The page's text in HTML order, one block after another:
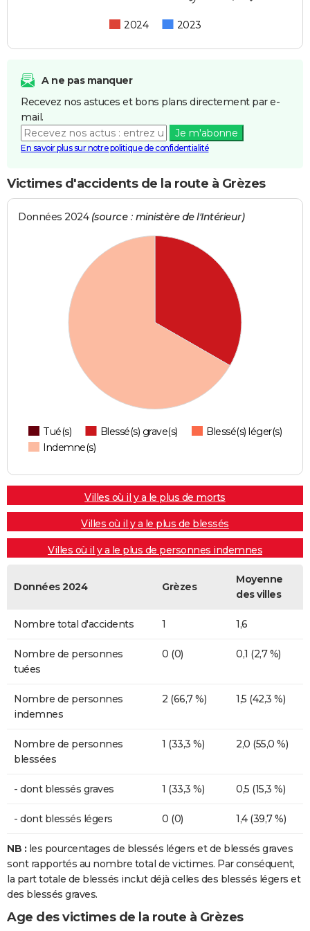
2024 2023
A ne pas manquer
Recevez nos astuces et bons plans directement par e-
mail.
Je m'abonne
En savoir plus sur notre politique de confidentialité
Victimes d'accidents de la route à Grèzes
Données 2024 (source : ministère de l'Intérieur)
Tué(s) Blessé(s) grave(s)
Blessé(s) léger(s)
Indemne(s)
Villes où il y a le plus de morts
Villes où il y a le plus de blessés
Villes où il y a le plus de personnes indemnes
Données 2024 Grèzes
Moyenne
des villes
Nombre total d'accidents 1 1,6
Nombre de personnes
tuées
0 (0) 0,1 (2,7 %)
Nombre de personnes
indemnes
2 (66,7 %) 1,5 (42,3 %)
Nombre de personnes
blessées
1 (33,3 %) 2,0 (55,0 %)
- dont blessés graves 1 (33,3 %) 0,5 (15,3 %)
- dont blessés légers 0 (0) 1,4 (39,7 %)
NB : les pourcentages de blessés légers et de blessés graves
sont rapportés au nombre total de victimes. Par conséquent,
la part totale de blessés inclut déjà celles des blessés légers et
des blessés graves.
Age des victimes de la route à Grèzes